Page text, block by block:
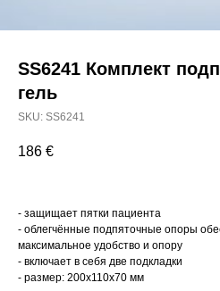
SS6241 Комплект
гель
SKU: SS6241
186 €
- защищает пятки пациента
- облегчённые подпяточные опоры
максимальное удобство и опору
- включает в себя две подкладки
- размер: 200x110x70 мм